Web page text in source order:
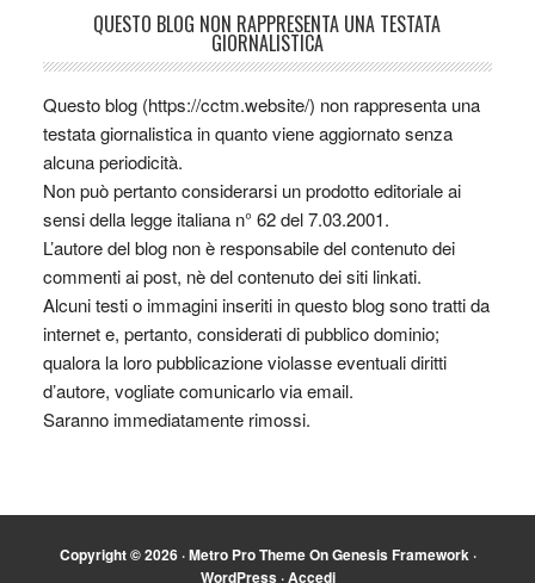
QUESTO BLOG NON RAPPRESENTA UNA TESTATA
GIORNALISTICA
Questo blog (https://cctm.website/) non rappresenta una
testata giornalistica in quanto viene aggiornato senza
alcuna periodicità.
Non può pertanto considerarsi un prodotto editoriale ai
sensi della legge italiana n° 62 del 7.03.2001.
L’autore del blog non è responsabile del contenuto dei
commenti ai post, nè del contenuto dei siti linkati.
Alcuni testi o immagini inseriti in questo blog sono tratti da
internet e, pertanto, considerati di pubblico dominio;
qualora la loro pubblicazione violasse eventuali diritti
d’autore, vogliate comunicarlo via email.
Saranno immediatamente rimossi.
Copyright © 2026 ·Metro Pro ThemeOnGenesis Framework·
WordPress·Accedi